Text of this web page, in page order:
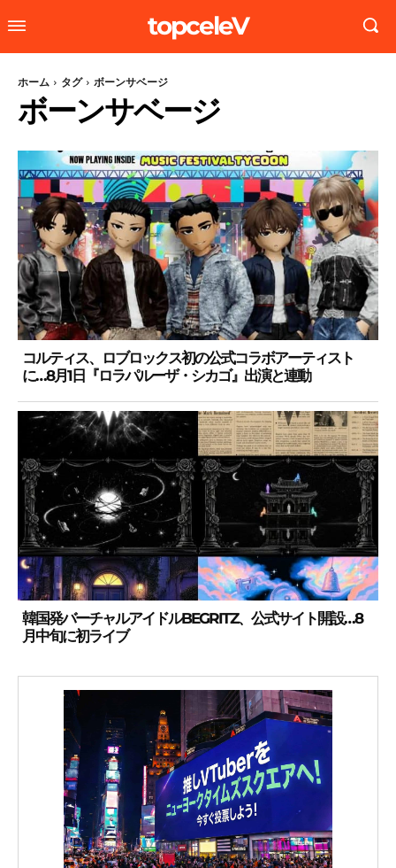
topceleV
ホーム タグ ボーンサベージ
ボーンサベージ
コルティス、ロブロックス初の公式コラボアーティスト
に…8月1日『ロラパルーザ・シカゴ』出演と連動
韓国発バーチャルアイドルBEGRITZ、公式サイト開設…8
月中旬に初ライブ